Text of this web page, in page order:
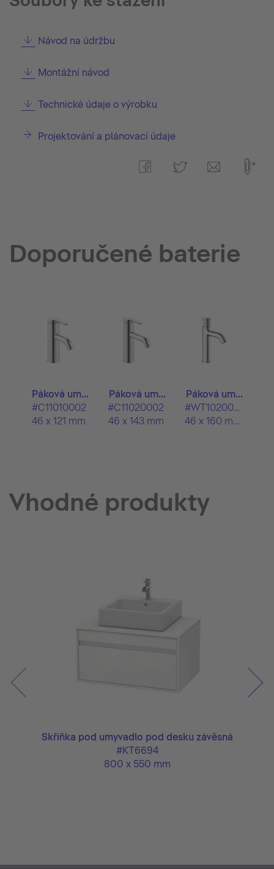
Návod na údržbu
Montážní návod
Technické údaje o výrobku
Projektování a plánovací údaje
Doporučené baterie
Páková um...
#C11010002
46 x 121 mm
Páková um...
#C11020002
46 x 143 mm
Páková um...
#WT1020002
46 x 160 mm
Vhodné produkty
Skříňka pod umyvadlo pod desku závěsná
#KT6694
800 x 550 mm